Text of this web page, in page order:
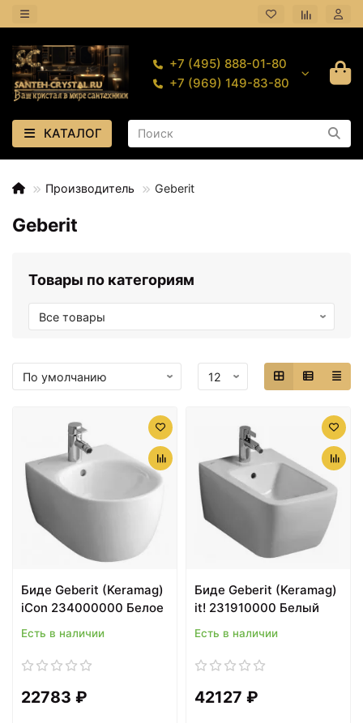
+7 (495) 888-01-80
+7 (969) 149-83-80
КАТАЛОГ
Производитель Geberit
Geberit
Товары по категориям
Биде Geberit (Keramag)
iCon 234000000 Белое
Есть в наличии
22783 ₽
Биде Geberit (Keramag)
it! 231910000 Белый
Есть в наличии
42127 ₽